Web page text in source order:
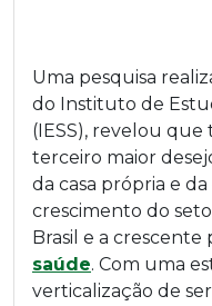
Uma pesquisa
do Instituto de
(IESS), revelou que
terceiro maior
da casa própria e
crescimento do
Brasil e a crescente
saúde. Com uma
verticalização de